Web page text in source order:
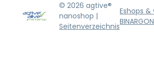
© 2026 agtive®
nanoshop |
Seitenverzeichnis
Eshops